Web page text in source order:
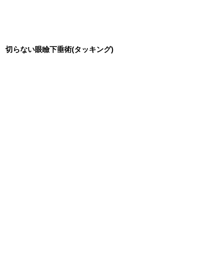
切らない眼瞼下垂術(タッキング)